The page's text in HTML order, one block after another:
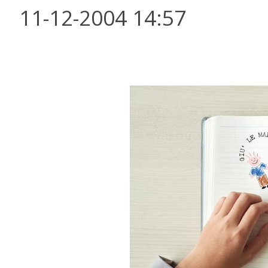
11-12-2004 14:57